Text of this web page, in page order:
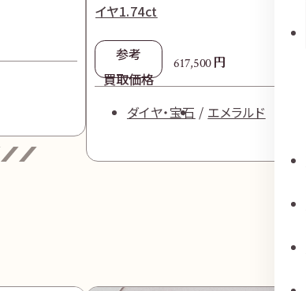
イヤ1.74ct
参考
買取価格
617,500円
ダイヤ・宝石 エメラルド